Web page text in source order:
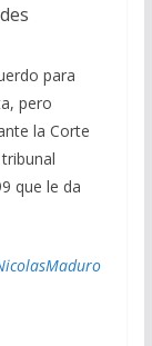
para
pero
la Corte
que le da